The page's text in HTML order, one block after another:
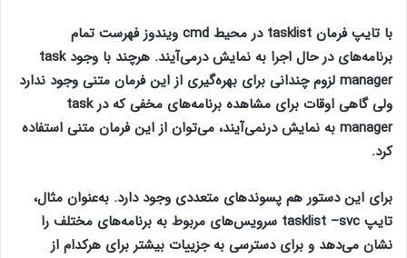
با تایپ فرمان tasklist در محیط cmd ویندوز فهرست تمام
برنامه‌های در حال اجرا به نمایش درمی‌آیند. هرچند با وجود task
manager لزوم چندانی برای بهره‌گیری از این فرمان متنی وجود ندارد
ولی گاهی اوقات برای مشاهده برنامه‌های مخفی که در task
manager به نمایش درنمی‌آیند، می‌توان از این فرمان متنی استفاده
کرد.
برای این دستور هم پسوندهای متعددی وجود دارد. به‌عنوان مثال،
تایپ tasklist –svc سرویس‌های مربوط به برنامه‌های مختلف را
نشان می‌دهد و برای دسترسی به جزییات بیشتر برای هرکدام از